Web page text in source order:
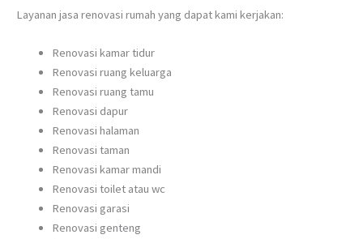
Layanan jasa renovasi rumah yang dapat kami kerjakan:
Renovasi kamar tidur
Renovasi ruang keluarga
Renovasi ruang tamu
Renovasi dapur
Renovasi halaman
Renovasi taman
Renovasi kamar mandi
Renovasi toilet atau wc
Renovasi garasi
Renovasi genteng